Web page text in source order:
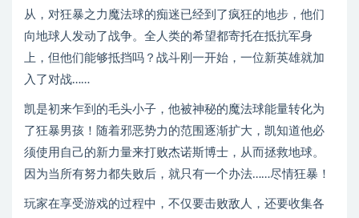
从，对狂暴之力魔法球的痴迷已经到了疯狂的地步，他们
向地球人发动了战争。全人类的希望都寄托在抵抗军身
上，但他们能够抵挡吗？战斗刚一开始，一位新英雄就加
入了对战……
凯是初来乍到的毛头小子，他被神秘的魔法球能量转化为
了狂暴男孩！随着邪恶势力的范围逐渐扩大，凯知道他必
须使用自己的新力量来打败杰诺斯博士，从而拯救地球。
因为当所有努力都失败后，就只有一个办法……尽情狂暴！
玩家在享受游戏的过程中，不仅要击败敌人，还要收集各